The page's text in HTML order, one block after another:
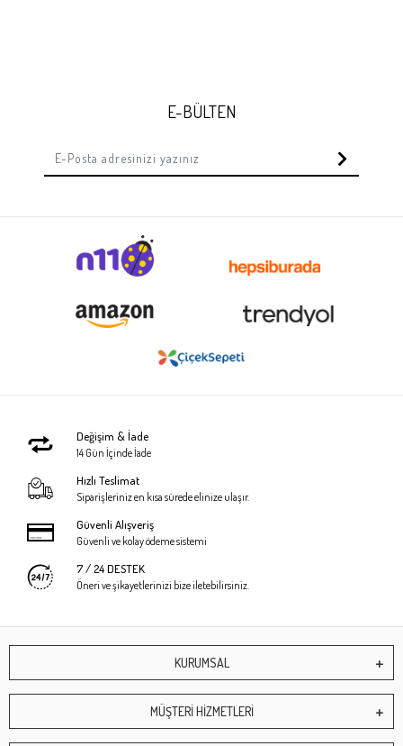
E-BÜLTEN
Değişim & İade
14 Gün İçinde İade
Hızlı Teslimat
Siparişleriniz en kısa sürede elinize ulaşır.
Güvenli Alışveriş
Güvenli ve kolay ödeme sistemi
7 / 24 DESTEK
Öneri ve şikayetlerinizi bize iletebilirsiniz.
KURUMSAL
MÜŞTERİ HİZMETLERİ